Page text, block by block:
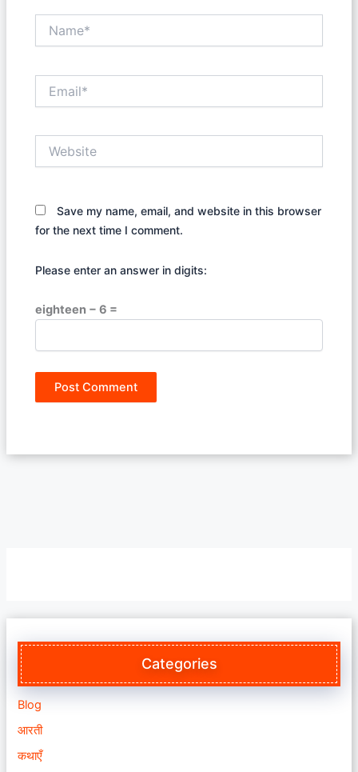
Save my name, email, and website in this browser
for the next time I comment.
Please enter an answer in digits:
eighteen − 6 =
Categories
Blog
आरती
कथाएँ